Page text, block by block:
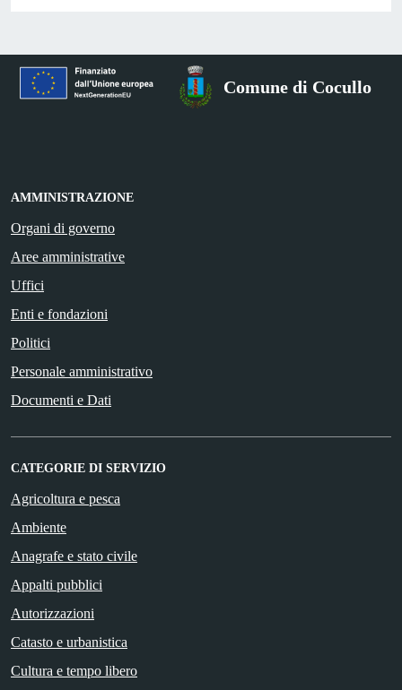
Comune di Cocullo
AMMINISTRAZIONE
Organi di governo
Aree amministrative
Uffici
Enti e fondazioni
Politici
Personale amministrativo
Documenti e Dati
CATEGORIE DI SERVIZIO
Agricoltura e pesca
Ambiente
Anagrafe e stato civile
Appalti pubblici
Autorizzazioni
Catasto e urbanistica
Cultura e tempo libero